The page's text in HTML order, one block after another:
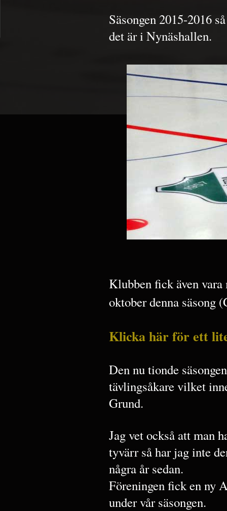
Säsongen 2015-2016
det är i Nynäshallen.
Klubben fick även
oktober denna säsong
Klicka här för ett
Den nu tionde
tävlingsåkare vilket
Grund.
Jag vet också att man
tyvärr så har jag inte
några år sedan.
Föreningen fick en ny
under vår säsongen.